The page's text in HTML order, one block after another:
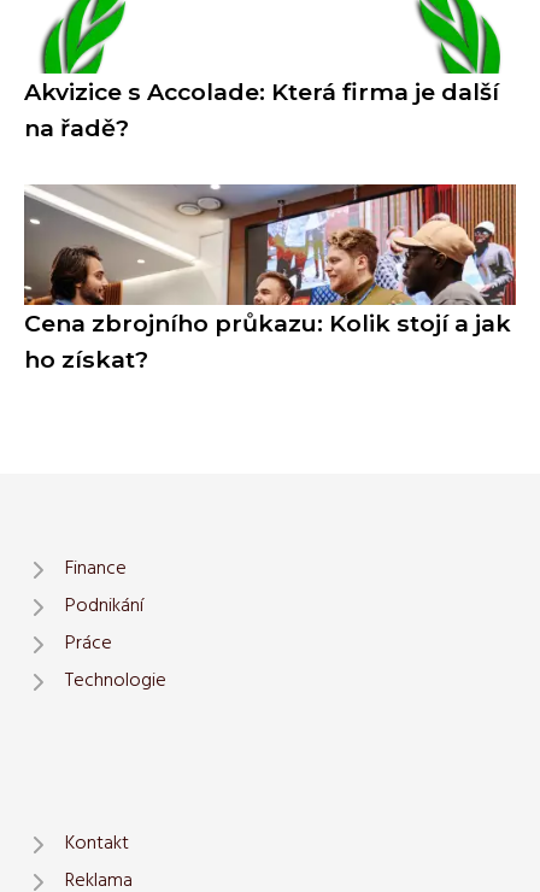
Akvizice s Accolade: Která firma je další
na řadě?
Cena zbrojního průkazu: Kolik stojí a jak
ho získat?
Finance
Podnikání
Práce
Technologie
Kontakt
Reklama